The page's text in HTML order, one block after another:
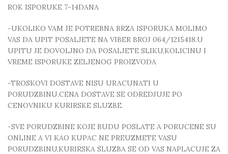
ROK ISPORUKE 7-14DANA
-UKOLIKO VAM JE POTREBNA BRZA ISPORUKA MOLIMO
VAS DA UPIT POSALJETE NA VIBER BROJ 064/1215418.U
UPITU JE DOVOLJNO DA POSALJETE SLIKU,KOLICINU I
VREME ISPORUKE ZELJENOG PROIZVODA
-TROSKOVI DOSTAVE NISU URACUNATI U
PORUDZBINU.CENA DOSTAVE SE ODREDJUJE PO
CENOVNIKU KURIRSKE SLUZBE.
-SVE PORUDZBINE KOJE BUDU POSLATE A PORUCENE SU
ONLINE A VI KAO KUPAC NE PREUZMETE VASU
PORUDZBINU,KURIRSKA SLUZBA SE OD VAS NAPLACUJE ZA